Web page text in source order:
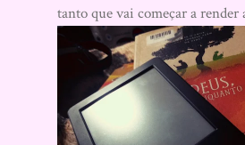
tanto que vai começar a render